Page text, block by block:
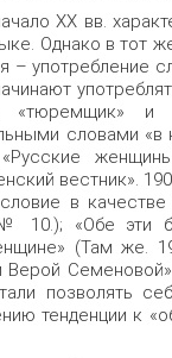
ХХ вв.
Однако в тот
– употребление
«тюремщик»
словами «в
вестник».
в
10.); «Обе эти
(Там же.
позволять
тенденции к